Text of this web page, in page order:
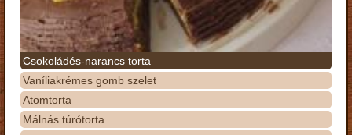
Csokoládés-narancs torta
Vaníliakrémes gomb szelet
Atomtorta
Málnás túrótorta